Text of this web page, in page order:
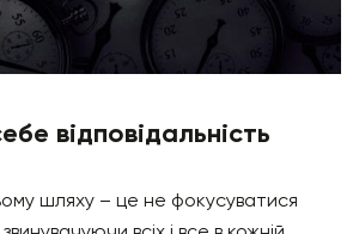
відповідальність
шляху – це не фокусуватися